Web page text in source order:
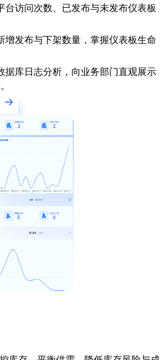
台访问次数、已发布与未发布仪表板
增发布与下架数量，掌握仪表板生命
据库日志分析，向业务部门直观展示